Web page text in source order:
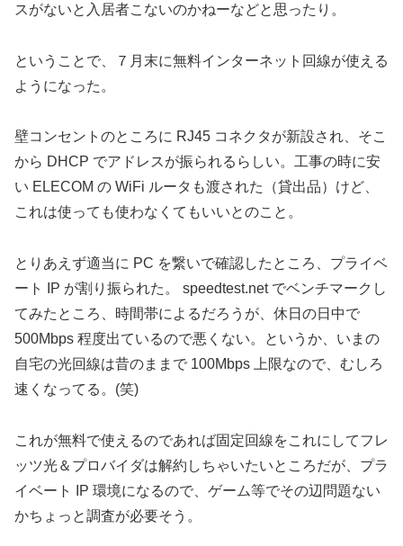
スがないと入居者こないのかねーなどと思ったり。
ということで、７月末に無料インターネット回線が使える
ようになった。
壁コンセントのところに RJ45 コネクタが新設され、そこ
から DHCP でアドレスが振られるらしい。工事の時に安
い ELECOM の WiFi ルータも渡された（貸出品）けど、
これは使っても使わなくてもいいとのこと。
とりあえず適当に PC を繋いで確認したところ、プライベ
ート IP が割り振られた。 speedtest.net でベンチマークし
てみたところ、時間帯によるだろうが、休日の日中で
500Mbps 程度出ているので悪くない。というか、いまの
自宅の光回線は昔のままで 100Mbps 上限なので、むしろ
速くなってる。(笑)
これが無料で使えるのであれば固定回線をこれにしてフレ
ッツ光＆プロバイダは解約しちゃいたいところだが、プラ
イベート IP 環境になるので、ゲーム等でその辺問題ない
かちょっと調査が必要そう。